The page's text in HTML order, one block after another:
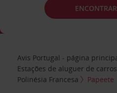
Avis Portugal - página
Estações de aluguer de carros
Polinésia Francesa
Papeete